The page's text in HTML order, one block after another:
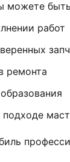
можете
работ
ремонта